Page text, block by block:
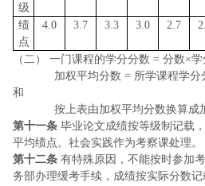
级
绩
点
4.0 3.7 3.3 3.0 2.7
（二） 一门课程的学分分数 = 分数×学
加权平均分数 = 所学课程学分
和
按上表由加权平均分数换算成
第十一条 毕业论文成绩按等级制记载
平均绩点。社会实践作为考察课处理。
第十二条 有特殊原因，不能按时参加
务部办理缓考手续，成绩按实际分数记